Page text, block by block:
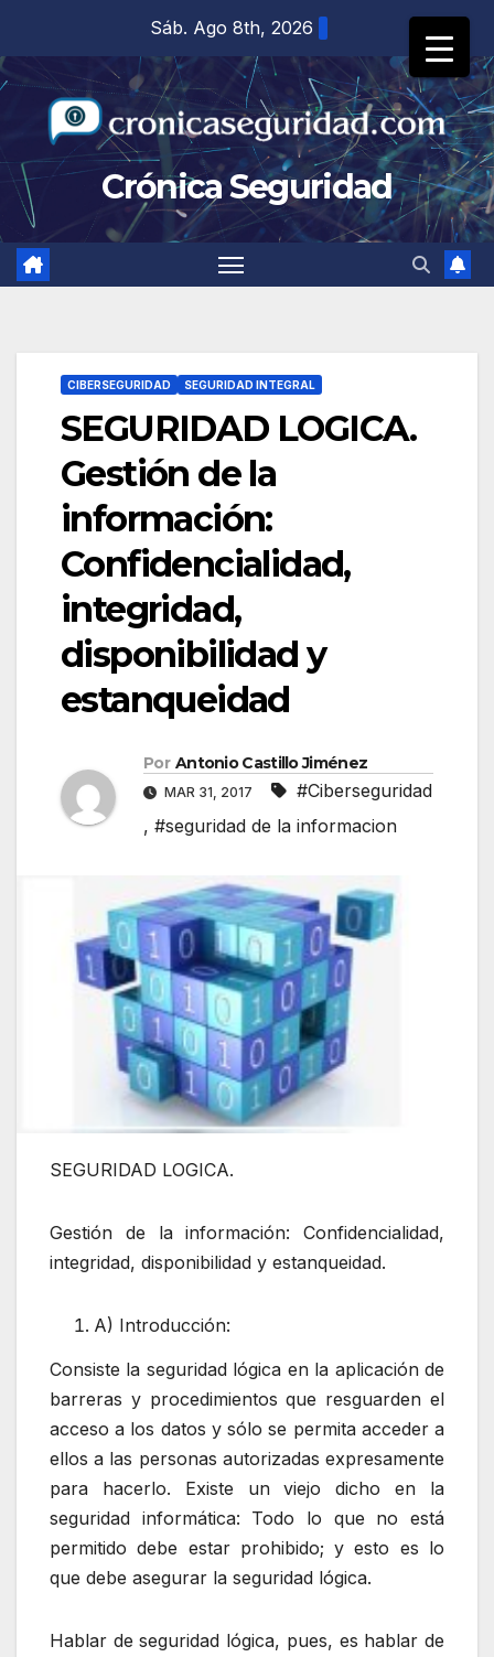
contenido
Sáb. Ago 8th, 2026
Crónica Seguridad
CIBERSEGURIDAD SEGURIDAD INTEGRAL
SEGURIDAD LOGICA.
Gestión de la
información:
Confidencialidad,
integridad,
disponibilidad y
estanqueidad
Por Antonio Castillo Jiménez
MAR 31, 2017
#Ciberseguridad
, #seguridad de la informacion
SEGURIDAD LOGICA.
Gestión de la información: Confidencialidad,
integridad, disponibilidad y estanqueidad.
A) Introducción:
Consiste la seguridad lógica en la aplicación de
barreras y procedimientos que resguarden el
acceso a los datos y sólo se permita acceder a
ellos a las personas autorizadas expresamente
para hacerlo. Existe un viejo dicho en la
seguridad informática: Todo lo que no está
permitido debe estar prohibido; y esto es lo
que debe asegurar la seguridad lógica.
Hablar de seguridad lógica, pues, es hablar de